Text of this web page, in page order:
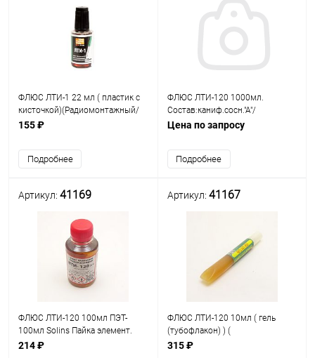
ФЛЮС ЛТИ-1 22 мл ( пластик с
кисточкой)(Радиомонтажный/
активированный) SOLINS Для
же оксидированных деталей из
медных
155 ₽
Подробнее
ФЛЮС ЛТИ-120 1000мл.
Состав:каниф.сосн."А"/
диэтиламин гидрохлорид"ЧДА"/
Цена по запросу
Подробнее
Артикул: 41169
ФЛЮС ЛТИ-120 100мл ПЭТ-
100мл Solins Пайка элемент.
радиомонтажа/печатных плат/
214 ₽
Артикул: 41167
ФЛЮС ЛТИ-120 10мл ( гель
(тубофлакон) ) (
Активированный ) Пайка
315 ₽